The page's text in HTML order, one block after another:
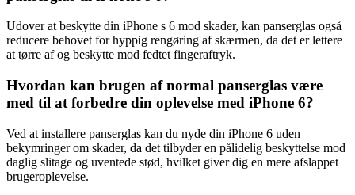
Udover at beskytte din iPhone s 6 mod skader, kan panserglas også
reducere behovet for hyppig rengøring af skærmen, da det er lettere
at tørre af og beskytte mod fedtet fingeraftryk.
Hvordan kan brugen af normal panserglas være
med til at forbedre din oplevelse med iPhone 6?
Ved at installere panserglas kan du nyde din iPhone 6 uden
bekymringer om skader, da det tilbyder en pålidelig beskyttelse mod
daglig slitage og uventede stød, hvilket giver dig en mere afslappet
brugeroplevelse.